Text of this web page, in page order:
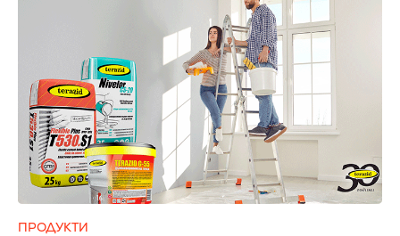
ПРОДУКТИ